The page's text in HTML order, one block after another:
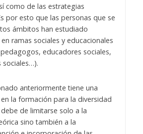
como de las estrategias
por esto que las personas que se
ámbitos han estudiado
ramas sociales y educacionales
educadores sociales,
anteriormente tiene una
la formación para la diversidad
de limitarse solo a la
sino también a la